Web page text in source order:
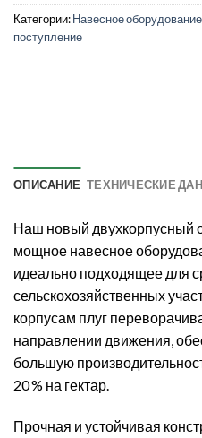
Категории:Навесное
поступление
ОПИСАНИЕ ТЕХНИЧЕСКИЕ
Наш новый двухкорпусный
мощное навесное
идеально подходящее для
сельскохозяйственных
корпусам плуг
направлении движения,
большую
20 % на гектар.
Прочная и устойчивая